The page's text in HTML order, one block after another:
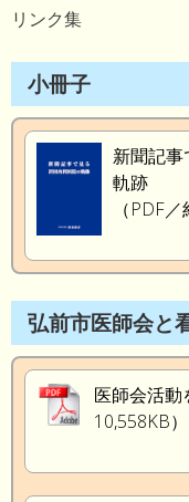
リンク集
小冊子
新聞記
軌跡
（PDF
弘前市医師会と
医師会活動
10,558KB）